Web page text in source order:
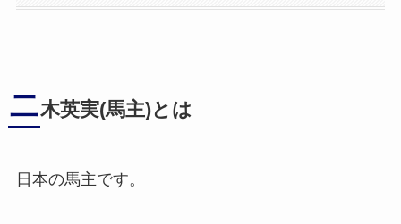
二木英実(馬主)とは
日本の馬主です。